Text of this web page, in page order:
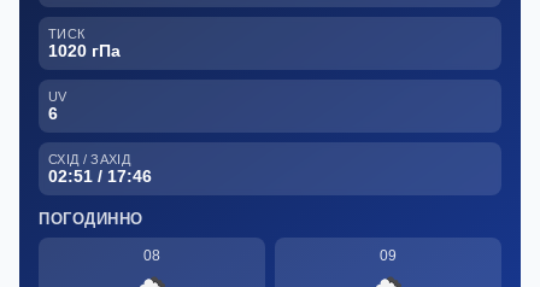
ТИСК
1020 гПа
UV
6
СХІД / ЗАХІД
02:51 / 17:46
ПОГОДИННО
08 09